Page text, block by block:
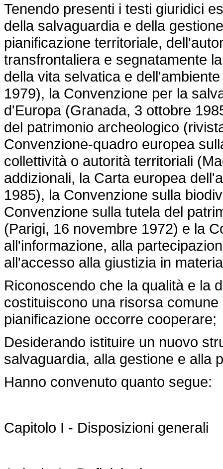
Tenendo presenti i testi giuridici
della salvaguardia e della
pianificazione territoriale,
transfrontaliera e segnatamente
della vita selvatica e
1979), la Convenzione per la
d'Europa (Granada, 3 ottobre
del patrimonio archeologico
Convenzione-quadro europea
collettività o autorità territoriali
addizionali, la Carta europea
1985), la Convenzione sulla
Convenzione sulla tutela del
(Parigi, 16 novembre 1972) e la
all'informazione, alla
all'accesso alla giustizia in
Riconoscendo che la qualità e la
costituiscono una risorsa
pianificazione occorre cooperare;
Desiderando istituire un nuovo
salvaguardia, alla gestione e alla
Hanno convenuto quanto segue:
Capitolo I - Disposizioni generali